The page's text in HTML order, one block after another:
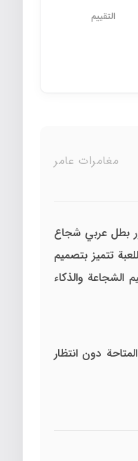
التقييم
مغامرات عامر
بطل عربي شجاع
تتميز بتصميم
والذكاء
دون انتظار